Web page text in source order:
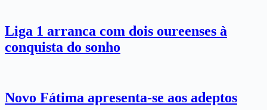
Liga 1 arranca com dois oureenses à
conquista do sonho
Novo Fátima apresenta-se aos adeptos